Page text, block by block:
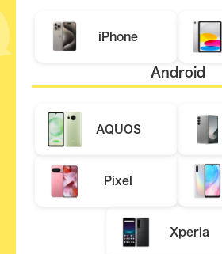
iPhone
Android
AQUOS
Pixel
Xperia